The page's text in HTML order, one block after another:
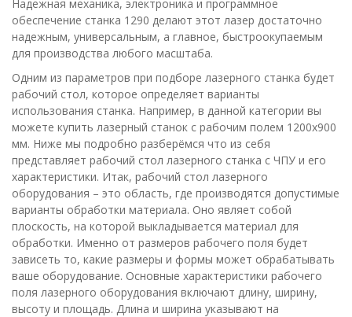
Надежная механика, электроника и программное
обеспечение станка 1290 делают этот лазер достаточно
надежным, универсальным, а главное, быстроокупаемым
для производства любого масштаба.
Одним из параметров при подборе лазерного станка будет
рабочий стол, которое определяет варианты
использования станка. Например, в данной категории вы
можете купить лазерный станок с рабочим полем 1200х900
мм. Ниже мы подробно разберёмся что из себя
представляет рабочий стол лазерного станка с ЧПУ и его
характеристики. Итак, рабочий стол лазерного
оборудования – это область, где производятся допустимые
варианты обработки материала. Оно являет собой
плоскость, на которой выкладывается материал для
обработки. Именно от размеров рабочего поля будет
зависеть то, какие размеры и формы может обрабатывать
ваше оборудование. Основные характеристики рабочего
поля лазерного оборудования включают длину, ширину,
высоту и площадь. Длина и ширина указывают на